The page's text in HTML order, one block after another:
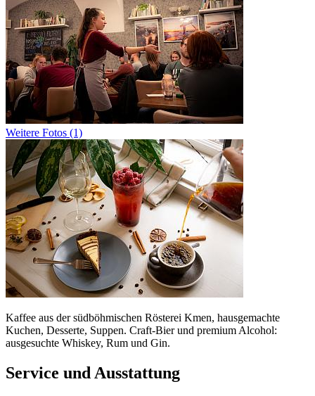
Weitere Fotos (1)
Kaffee aus der südböhmischen Rösterei Kmen, hausgemachte
Kuchen, Desserte, Suppen. Craft-Bier und premium Alcohol:
ausgesuchte Whiskey, Rum und Gin.
Service und Ausstattung